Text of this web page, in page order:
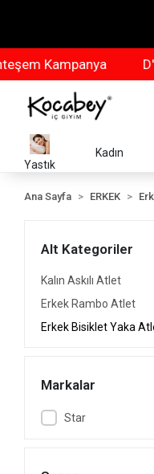
Kampanya D'S
Yastık
Kadın
Ana Sayfa ERKEK
Alt Kategoriler
Kalın Askılı Atlet
Erkek Rambo Atlet
Erkek Bisiklet Yaka
Markalar
Star